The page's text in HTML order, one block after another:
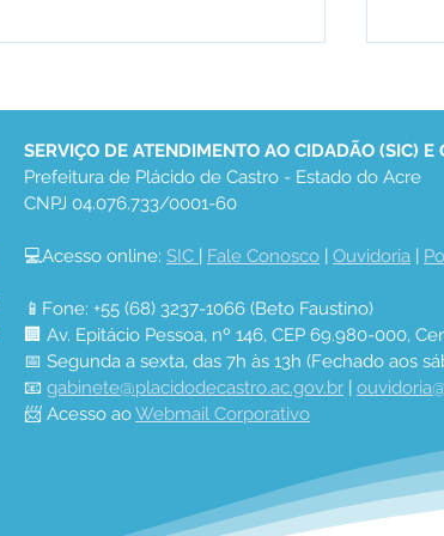
Castro realiza Conferência
Municipal de Saúde e
reforça compromisso com
a população
SERVIÇO DE ATENDIMENTO AO CIDADÃO (SIC) E
Prefeitura de Plácido de Castro - Estado do Acre
CNPJ 04.076.733/0001-60
💻Acesso online: SIC | Fale Conosco | Ouvidoria |
📱Fone: +55 (68) 3237-1066 (Beto Faustino)
🏢 Av. Epitácio Pessoa, nº 146, CEP 69.980-000,
📅 Segunda a sexta, das 7h às 13h (Fechado aos
📧 gabinete@placidodecastro.ac.gov.br |
📨 Acesso ao Webmail Corporativo